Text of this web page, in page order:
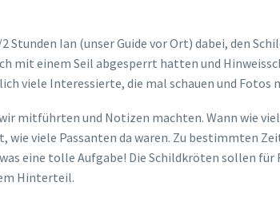
Stunden Ian (unser Guide vor Ort) dabei, den
mit einem Seil abgesperrt hatten und
viele Interessierte, die mal schauen und
mitführten und Notizen machten. Wann wie
wie viele Passanten da waren. Zu bestimmten
eine tolle Aufgabe! Die Schildkröten sollen
Hinterteil.